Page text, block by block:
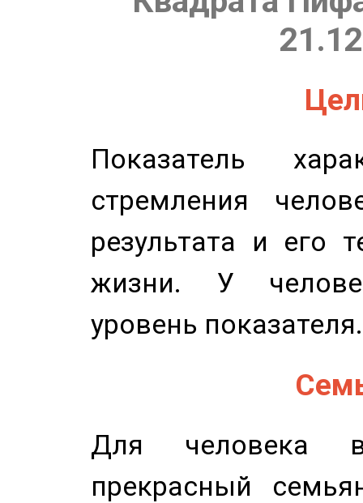
Показатель
стремления
результата и его
жизни. У
уровень показателя.
Для человека
прекрасный